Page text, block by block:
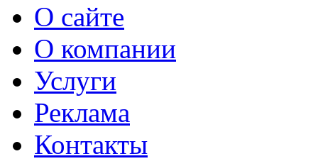
О сайте
О компании
Услуги
Реклама
Контакты